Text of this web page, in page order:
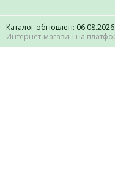
Каталог обновлен:
Интернет-магазин на